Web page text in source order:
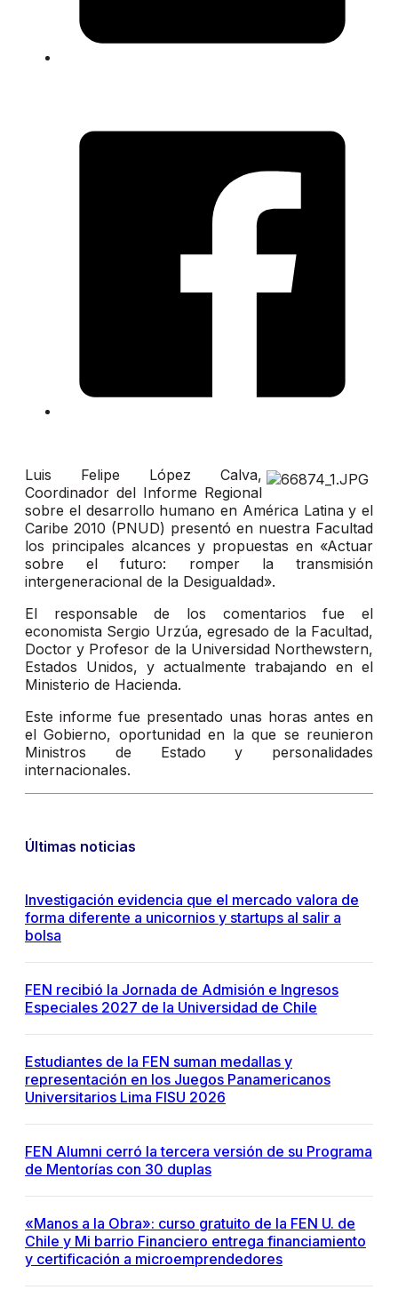
Luis Felipe López Calva,
Coordinador del Informe Regional
sobre el desarrollo humano en América Latina y el
Caribe 2010 (PNUD) presentó en nuestra Facultad
los principales alcances y propuestas en «Actuar
sobre el futuro: romper la transmisión
intergeneracional de la Desigualdad».
El responsable de los comentarios fue el
economista Sergio Urzúa, egresado de la Facultad,
Doctor y Profesor de la Universidad Northewstern,
Estados Unidos, y actualmente trabajando en el
Ministerio de Hacienda.
Este informe fue presentado unas horas antes en
el Gobierno, oportunidad en la que se reunieron
Ministros de Estado y personalidades
internacionales.
Últimas noticias
Investigación evidencia que el mercado valora de
forma diferente a unicornios y startups al salir a
bolsa
FEN recibió la Jornada de Admisión e Ingresos
Especiales 2027 de la Universidad de Chile
Estudiantes de la FEN suman medallas y
representación en los Juegos Panamericanos
Universitarios Lima FISU 2026
FEN Alumni cerró la tercera versión de su Programa
de Mentorías con 30 duplas
«Manos a la Obra»: curso gratuito de la FEN U. de
Chile y Mi barrio Financiero entrega financiamiento
y certificación a microemprendedores